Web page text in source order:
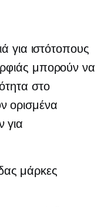
για ιστότοπους
μπορούν να
στο
ορισμένα
για
μάρκες